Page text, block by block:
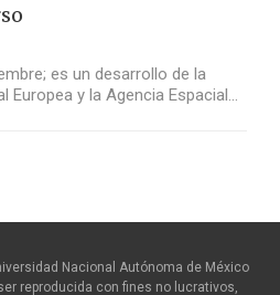
es un desarrollo de la
Europea y la Agencia Espacial…
Nacional Autónoma de México
reproducida con fines no lucrativos,